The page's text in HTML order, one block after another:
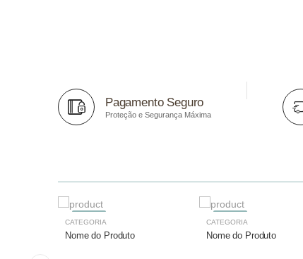
Pagamento Seguro
Proteção e Segurança Máxima
CATEGORIA
Nome do Produto
CATEGORIA
Nome do Produto